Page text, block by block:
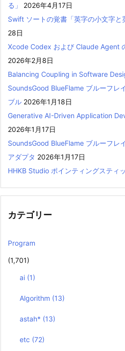
る」
2026年4月17日
Swift ソートの覚書「英字の小文字と
28日
Xcode Codex および Claude Agent
2026年2月8日
Balancing Coupling in Software
SoundsGood BlueFlame ブルーフレ
ブル 2026年1月18日
Generative AI-Driven Application
2026年1月17日
SoundsGood BlueFlame ブルーフレ
アダプタ 2026年1月17日
HHKB Studio ポインティングスティ
カテゴリー
Program
(1,701)
ai (1)
Algorithm (13)
astah* (13)
etc (72)